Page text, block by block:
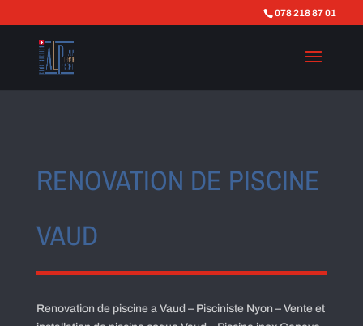
078 218 87 01
RENOVATION DE PISCINE
VAUD
Renovation de piscine a Vaud – Pisciniste Nyon – Vente et